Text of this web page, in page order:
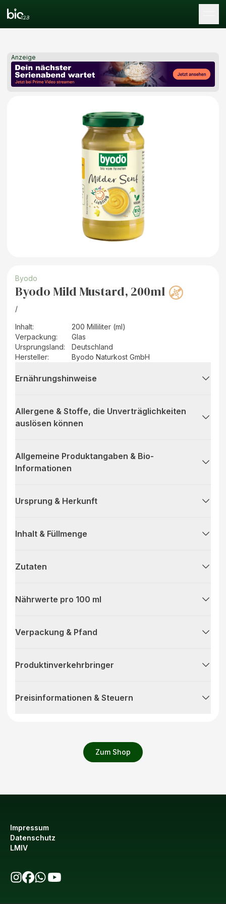
Anzeige
Zum Shop
Byodo
Byodo Mild Mustard, 200ml
/
Inhalt:
200 Milliliter (ml)
Verpackung:
Glas
Ursprungsland:
Deutschland
Hersteller: Byodo Naturkost GmbH
Ernährungshinweise
Allergene & Stoffe, die Unverträglichkeiten
auslösen können
Allgemeine Produktangaben & Bio-
Informationen
Ursprung & Herkunft
Inhalt & Füllmenge
Zutaten
Nährwerte pro 100 ml
Verpackung & Pfand
Produktinverkehrbringer
Preisinformationen & Steuern
Impressum
Datenschutz
LMIV